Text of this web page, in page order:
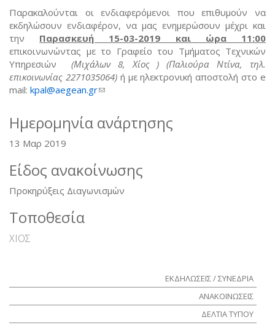
Παρακαλούνται οι ενδιαφερόμενοι που επιθυμούν να
εκδηλώσουν ενδιαφέρον, να μας ενημερώσουν μέχρι και
την Παρασκευή 15-03-2019 και ώρα 11:00
επικοινωνώντας με το Γραφείο του Τμήματος Τεχνικών
Υπηρεσιών (Μιχάλων 8, Χίος )
(Παλιούρα Ντίνα, τηλ.
επικοινωνίας 2271035064)ή με ηλεκτρονική αποστολή στο e
mail: kpal@aegean.gr(link sends e-mail)
Ημερομηνία ανάρτησης
13 Μαρ 2019
Είδος ανακοίνωσης
Προκηρύξεις Διαγωνισμών
Τοποθεσία
ΧΙΟΣ
ΕΚΔΗΛΩΣΕΙΣ / ΣΥΝΕΔΡΙΑ
ΑΝΑΚΟΙΝΩΣΕΙΣ
ΔΕΛΤΙΑ ΤΥΠΟΥ